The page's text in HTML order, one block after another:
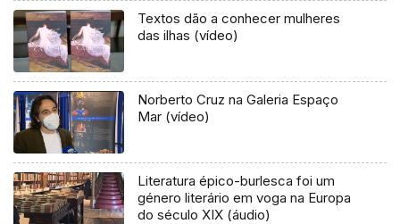
Textos dão a conhecer mulheres
das ilhas (vídeo)
Norberto Cruz na Galeria Espaço
Mar (vídeo)
Literatura épico-burlesca foi um
género literário em voga na Europa
do século XIX (áudio)